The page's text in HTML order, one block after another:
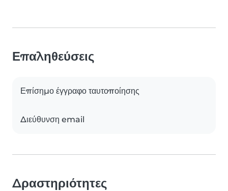
Επαληθεύσεις
Επίσημο έγγραφο ταυτοποίησης
Διεύθυνση email
Δραστηριότητες